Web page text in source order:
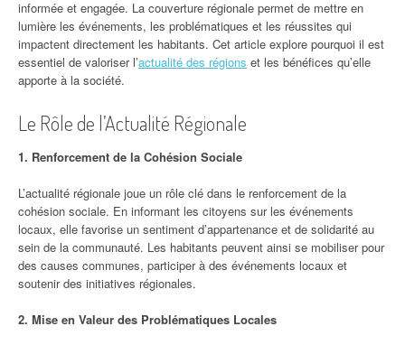
informée et engagée. La couverture régionale permet de mettre en
lumière les événements, les problématiques et les réussites qui
impactent directement les habitants. Cet article explore pourquoi il est
essentiel de valoriser l’actualité des régions et les bénéfices qu’elle
apporte à la société.
Le Rôle de l’Actualité Régionale
1. Renforcement de la Cohésion Sociale
L’actualité régionale joue un rôle clé dans le renforcement de la
cohésion sociale. En informant les citoyens sur les événements
locaux, elle favorise un sentiment d’appartenance et de solidarité au
sein de la communauté. Les habitants peuvent ainsi se mobiliser pour
des causes communes, participer à des événements locaux et
soutenir des initiatives régionales.
2. Mise en Valeur des Problématiques Locales